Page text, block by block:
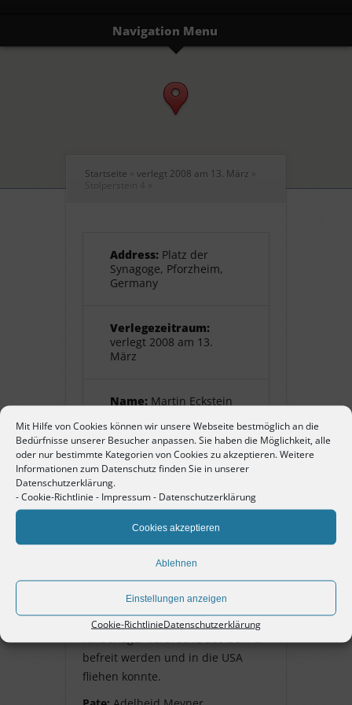
Mit Hilfe von Cookies können wir unsere Webseite bestmöglich an die
Bedürfnisse unserer Besucher anpassen. Sie haben die Möglichkeit, alle
oder nur bestimmte Kategorien von Cookies zu akzeptieren. Weitere
Informationen zum Datenschutz finden Sie in unserer
Datenschutzerklärung.
-Cookie-Richtlinie - Impressum- Datenschutzerklärung
Cookies akzeptieren
Ablehnen
Einstellungen anzeigen
Cookie-RichtlinieDatenschutzerklärung
Navigation Menu
Startseite » verlegt 2008 am 13. März »
Stolperstein 4 »
Address: Platz der
Synagoge, Pforzheim,
Germany
Verlegezeitraum:
verlegt 2008 am 13.
März
Name: Martin Eckstein
Pate:Adelheid Meyner
Martin Eckstein
geb. 15. August 1929, Jude, wohnte
zuletzt im Gemeindehaus der
Jüdischen Gemeinde Pforzheim,
am 22. Oktober 1940 nach Gurs.
Von da aus wurde er in ein
Kinderlager verbracht, aus dem er
befreit werden und in die USA
fliehen konnte.